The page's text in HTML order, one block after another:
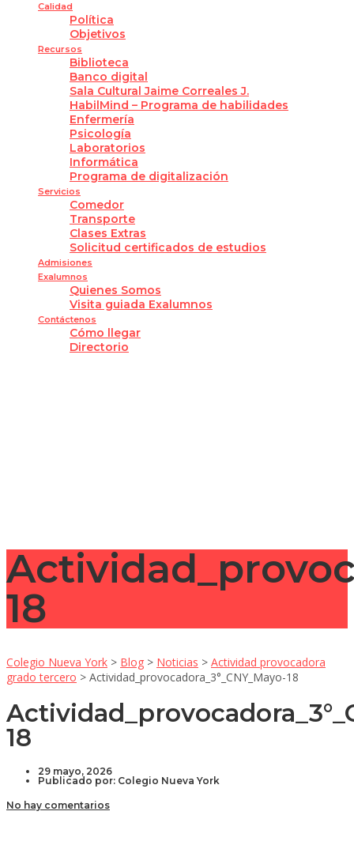
Calidad
Política
Objetivos
Recursos
Biblioteca
Banco digital
Sala Cultural Jaime Correales J.
HabilMind – Programa de habilidades
Enfermería
Psicología
Laboratorios
Informática
Programa de digitalización
Servicios
Comedor
Transporte
Clases Extras
Solicitud certificados de estudios
Admisiones
Exalumnos
Quienes Somos
Visita guiada Exalumnos
Contáctenos
Cómo llegar
Directorio
18
Colegio Nueva York > Blog > Noticias > Actividad provocadora
grado tercero > Actividad_provocadora_3°_CNY_Mayo-18
18
29 mayo, 2026
Publicado por: Colegio Nueva York
No hay comentarios